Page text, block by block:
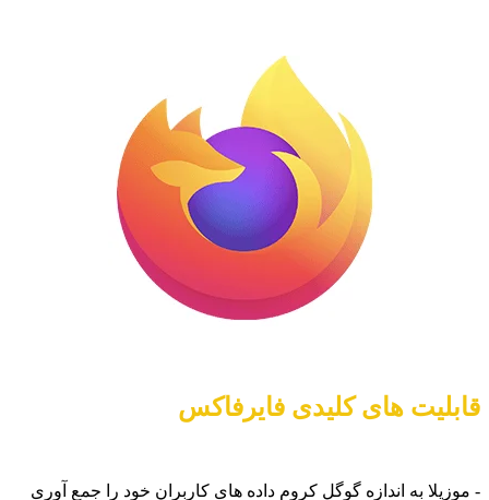
قابلیت های کلیدی فایرفاکس
- موزیلا به اندازه گوگل کروم داده های کاربران خود را جمع آوری